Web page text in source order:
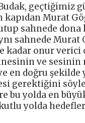
geçtiğimiz
kapıdan Murat
sahnede
sahnede Murat
kadar onur
ve
en doğru şekilde
gerektiğini
bu yolda en
yolda